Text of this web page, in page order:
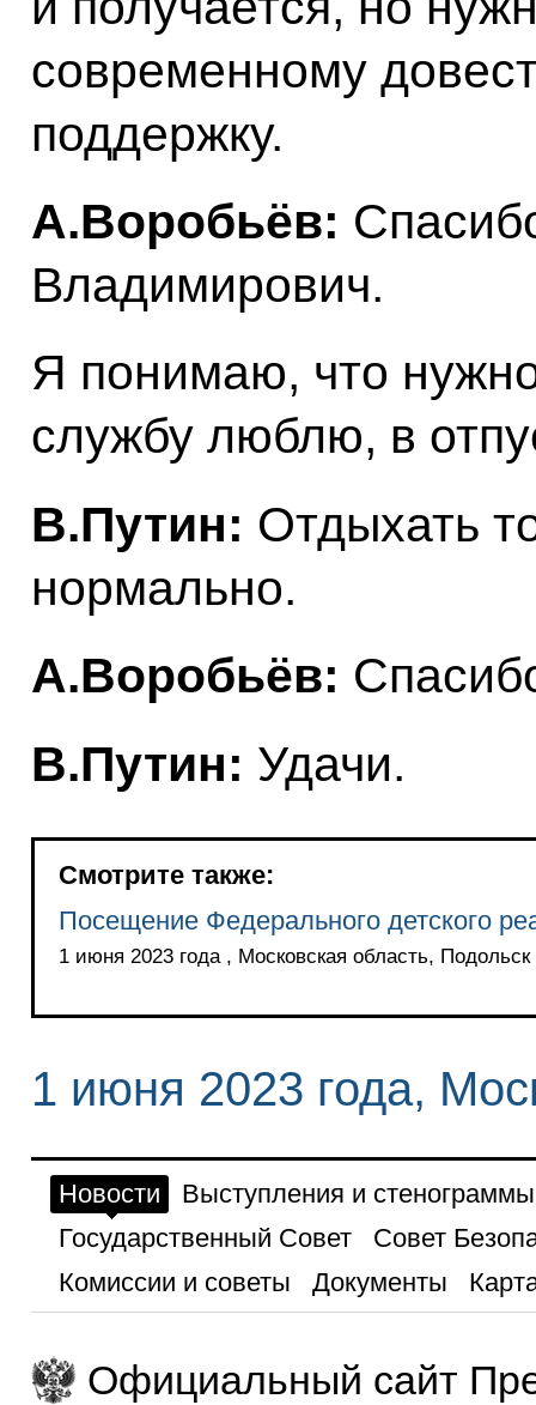
современному
поддержку.
А.Воробьёв:
Владимирович.
Я понимаю, что
службу люблю, в
В.Путин: Отдыхать
нормально.
А.Воробьёв:
В.Путин: Удачи.
Смотрите также:
Посещение Федерального детского
1 июня 2023 года , Московская область, Подольск
1 июня 2023 года,
Новости
Выступления и стенограммы
Государственный Совет
Совет
Комиссии и советы
Документы
Официальный сайт